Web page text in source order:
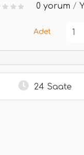
0 yorum /
Adet
24 Saate